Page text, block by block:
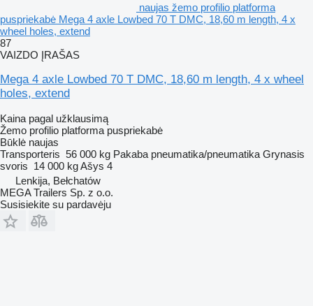
naujas žemo profilio platforma
puspriekabė Mega 4 axle Lowbed 70 T DMC, 18,60 m length, 4 x
wheel holes, extend
87
VAIZDO ĮRAŠAS
Mega 4 axle Lowbed 70 T DMC, 18,60 m length, 4 x wheel
holes, extend
Kaina pagal užklausimą
Žemo profilio platforma puspriekabė
Būklė naujas
Transporteris 56 000 kg Pakaba pneumatika/pneumatika Grynasis
svoris 14 000 kgAšys 4
Lenkija, Bełchatów
MEGA Trailers Sp. z o.o.
Susisiekite su pardavėju